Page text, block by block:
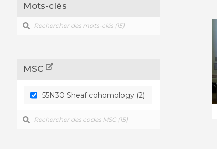
Mots-clés
MSC
55N30 Sheaf cohomology (2)